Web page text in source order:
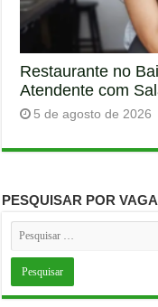
Restaurante no
Atendente com
5 de agosto de 2026
PESQUISAR POR VAGA